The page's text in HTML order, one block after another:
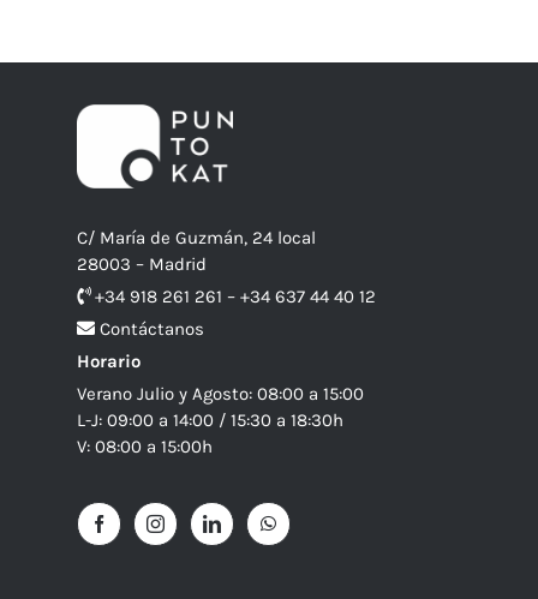
C/ María de Guzmán, 24 local
28003 – Madrid
+34 918 261 261 – +34 637 44 40 12
Contáctanos
Horario
Verano Julio y Agosto: 08:00 a 15:00
L-J: 09:00 a 14:00 / 15:30 a 18:30h
V: 08:00 a 15:00h